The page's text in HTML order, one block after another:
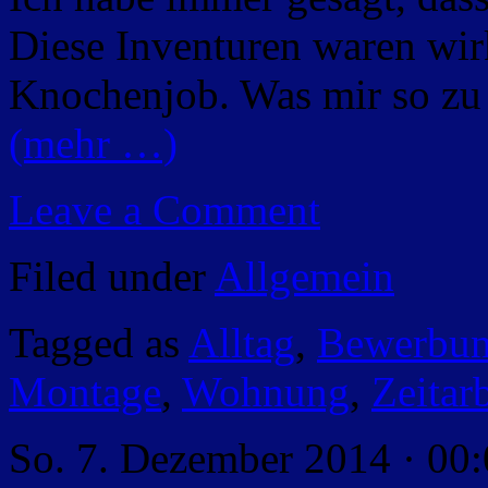
Diese Inventuren waren
Knochenjob. Was mir so
(mehr …)
Leave a Comment
Filed under Allgemein
Tagged as Alltag,
Montage, Wohnung,
So. 7. Dezember 2014 ·